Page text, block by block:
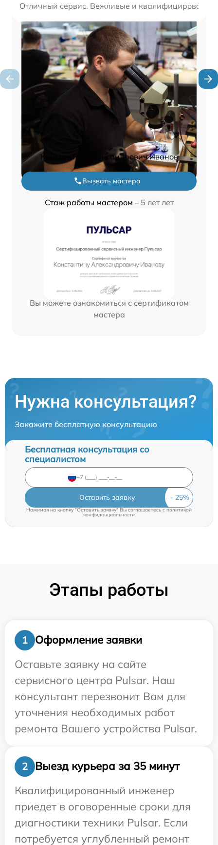
Отличный сервис. Вежливые и
Константин Александрович Иванов
Вызвать мастера
Стаж работы мастером – 5 лет лет
Вы можете ознакомиться с сертификатом
мастера
Нужна консультация?
Закажите бесплатную консультацию
Бесплатная консультация со
специалистом
Оставить заявку
Нажимая на кнопку "Оставить заявку" Вы соглашаетесь cполитикой
конфиденциальности
Этапы работы
1
Оформление заявки
Оставьте заявку на сайте
сервисного центра Pulsar. Наш
консультант перезвонит Вам для
уточнения необходимых работ
ремонта Вашего устройства Pulsar.
2
Выезд курьера за 35 минут
Квалифицированный инженер
приедет в оговоренные сроки для
диагностики техники Pulsar. Если
потребуется углубленный ремонт